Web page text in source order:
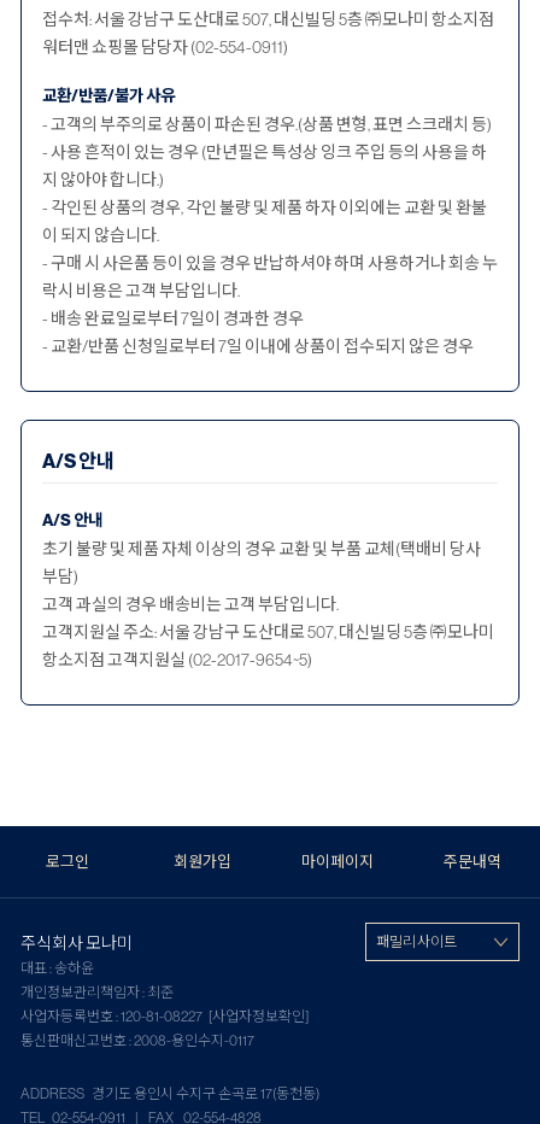
접수처: 서울 강남구 도산대로 507, 대신빌딩 5층 ㈜모나미 항소지점
워터맨 쇼핑몰 담당자 (02-554-0911)
교환/반품/불가 사유
- 고객의 부주의로 상품이 파손된 경우.(상품 변형, 표면 스크래치 등)
- 사용 흔적이 있는 경우 (만년필은 특성상 잉크 주입 등의 사용을 하
지 않아야 합니다.)
- 각인된 상품의 경우, 각인 불량 및 제품 하자 이외에는 교환 및 환불
이 되지 않습니다.
- 구매 시 사은품 등이 있을 경우 반납하셔야 하며 사용하거나 회송 누
락시 비용은 고객 부담입니다.
- 배송 완료일로부터 7일이 경과한 경우
- 교환/반품 신청일로부터 7일 이내에 상품이 접수되지 않은 경우
A/S 안내
A/S 안내
초기 불량 및 제품 자체 이상의 경우 교환 및 부품 교체(택배비 당사
부담)
고객 과실의 경우 배송비는 고객 부담입니다.
고객지원실 주소: 서울 강남구 도산대로 507, 대신빌딩 5층 ㈜모나미
항소지점 고객지원실 (02-2017-9654~5)
로그인 회원가입 마이페이지 주문내역
주식회사 모나미
대표 : 송하윤
개인정보관리책임자 : 최준
사업자등록번호 : 120-81-08227 [사업자정보확인]
통신판매신고번호 : 2008-용인수지-0117
ADDRESS 경기도 용인시 수지구 손곡로 17(동천동)
TEL 02-554-0911 | FAX 02-554-4828
패밀리 사이트